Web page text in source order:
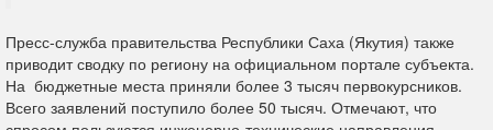
Пресс-служба правительства Республики Саха (Якутия) также
приводит сводку по региону на официальном портале субъекта.
На бюджетные места приняли более 3 тысяч первокурсников.
Всего заявлений поступило более 50 тысяч. Отмечают, что